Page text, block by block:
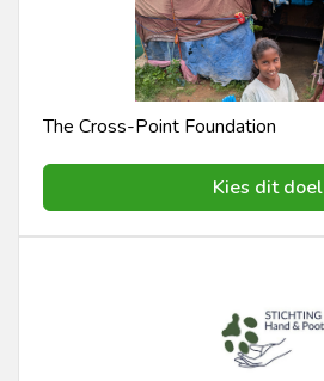
The Cross-Point Foundation
Kies dit doel